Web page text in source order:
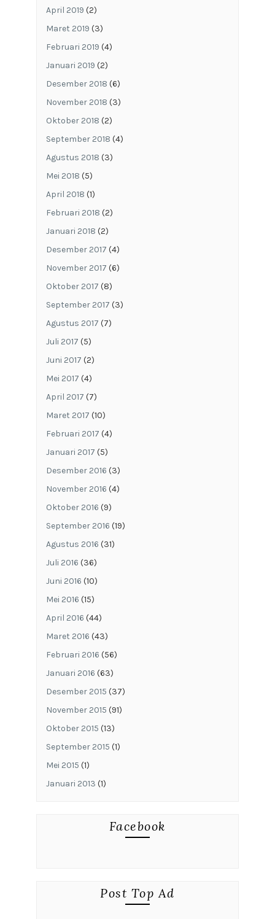
April 2019 (2)
Maret 2019 (3)
Februari 2019 (4)
Januari 2019 (2)
Desember 2018 (6)
November 2018 (3)
Oktober 2018 (2)
September 2018 (4)
Agustus 2018 (3)
Mei 2018 (5)
April 2018 (1)
Februari 2018 (2)
Januari 2018 (2)
Desember 2017 (4)
November 2017 (6)
Oktober 2017 (8)
September 2017 (3)
Agustus 2017 (7)
Juli 2017 (5)
Juni 2017 (2)
Mei 2017 (4)
April 2017 (7)
Maret 2017 (10)
Februari 2017 (4)
Januari 2017 (5)
Desember 2016 (3)
November 2016 (4)
Oktober 2016 (9)
September 2016 (19)
Agustus 2016 (31)
Juli 2016 (36)
Juni 2016 (10)
Mei 2016 (15)
April 2016 (44)
Maret 2016 (43)
Februari 2016 (56)
Januari 2016 (63)
Desember 2015 (37)
November 2015 (91)
Oktober 2015 (13)
September 2015 (1)
Mei 2015 (1)
Januari 2013 (1)
Facebook
Post Top Ad